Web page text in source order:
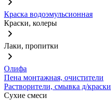
Краска водоэмульсионная
Краски, колеры
Лаки, пропитки
Олифа
Пена монтажная, очистители
Растворители, смывка д/краски
Сухие смеси